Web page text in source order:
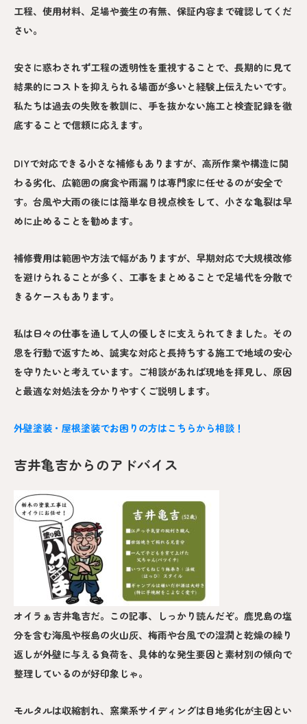
工程、使用材料、足場や養生の有無、保証内容まで確認してくだ
さい。
安さに惑わされず工程の透明性を重視することで、長期的に見て
結果的にコストを抑えられる場面が多いと経験上伝えたいです。
私たちは過去の失敗を教訓に、手を抜かない施工と検査記録を徹
底することで信頼に応えます。
DIYで対応できる小さな補修もありますが、高所作業や構造に関
わる劣化、広範囲の腐食や雨漏りは専門家に任せるのが安全で
す。台風や大雨の後には簡単な目視点検をして、小さな亀裂は早
めに止めることを勧めます。
補修費用は範囲や方法で幅がありますが、早期対応で大規模改修
を避けられることが多く、工事をまとめることで足場代を分散で
きるケースもあります。
私は日々の仕事を通して人の優しさに支えられてきました。その
恩を行動で返すため、誠実な対応と長持ちする施工で地域の安心
を守りたいと考えています。ご相談があれば現地を拝見し、原因
と最適な対処法を分かりやすくご説明します。
外壁塗装・屋根塗装でお困りの方はこちらから相談！
吉井亀吉からのアドバイス
オイラぁ吉井亀吉だ。この記事、しっかり読んだぞ。鹿児島の塩
分を含む海風や桜島の火山灰、梅雨や台風での湿潤と乾燥の繰り
返しが外壁に与える負荷を、具体的な発生要因と素材別の傾向で
整理しているのが好印象じゃ。
モルタルは収縮割れ、窯業系サイディングは目地劣化が主因とい